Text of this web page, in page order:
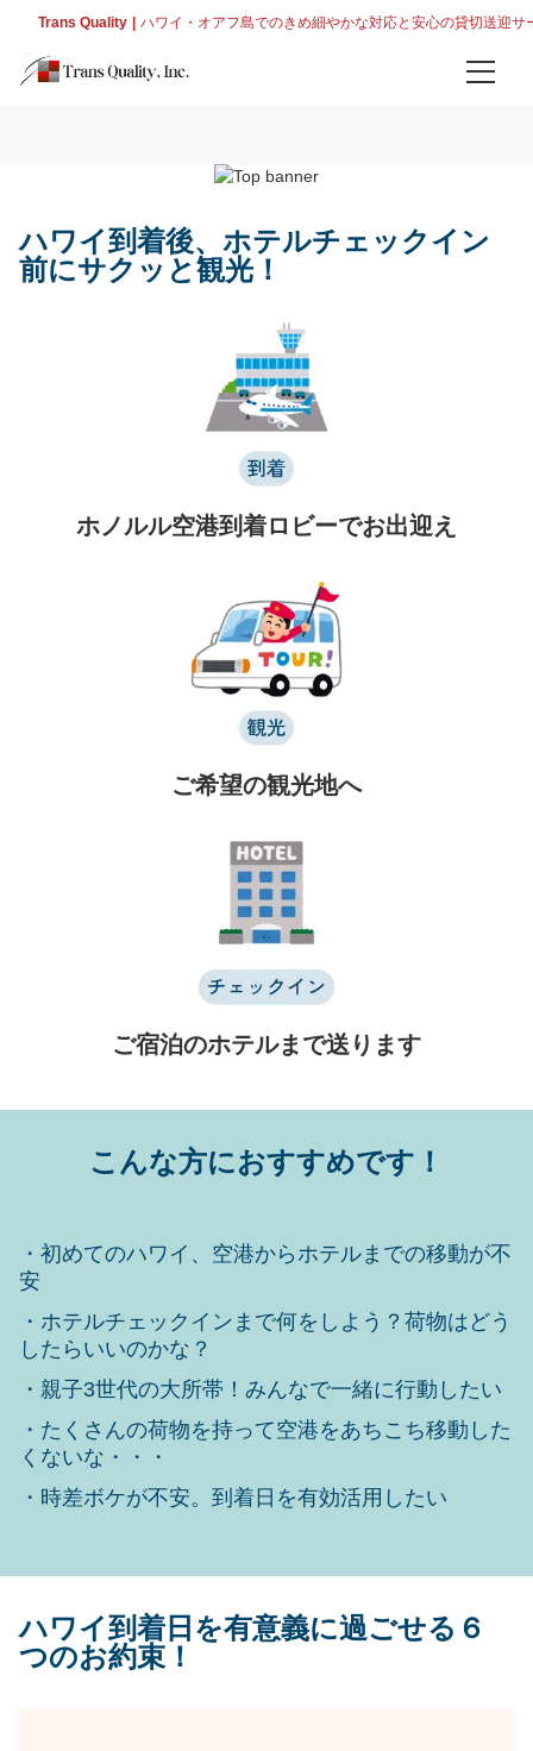
Trans Quality ハワイ・オアフ島でのきめ細やかな対応と安心の貸切送迎サ
到着送迎
出発送迎
空港発のプライベート観光ツアー
よくある質問
ハワイ到着後、ホテルチェックイン
前にサクッと観光！
ホノルル空港到着ロビーでお出迎え
ご希望の観光地へ
ご宿泊のホテルまで送ります
こんな方におすすめです！
・初めてのハワイ、空港からホテルまでの移動が不
安
・ホテルチェックインまで何をしよう？荷物はどう
したらいいのかな？
・親子3世代の大所帯！みんなで一緒に行動したい
・たくさんの荷物を持って空港をあちこち移動した
くないな・・・
・時差ボケが不安。到着日を有効活用したい
ハワイ到着日を有意義に過ごせる６
つのお約束！